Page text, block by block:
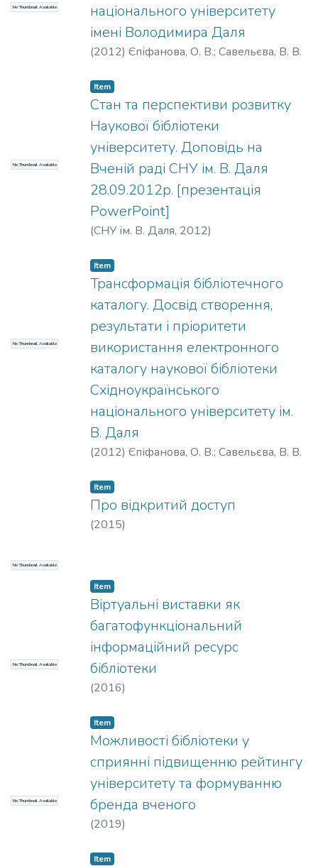
No Thumbnail Available
національного університету
імені Володимира Даля
(2012) Єпіфанова, О. В.; Савельєва, В. В.
No Thumbnail Available
Item
Стан та перспективи розвитку
Наукової бібліотеки
університету. Доповідь на
Вченій раді СНУ ім. В. Даля
28.09.2012р. [презентація
PowerPoint]
(СНУ ім. В. Даля, 2012)
No Thumbnail Available
Item
Трансформація бібліотечного
каталогу. Досвід створення,
результати і пріоритети
використання електронного
каталогу наукової бібліотеки
Східноукраїнського
національного університету ім.
В. Даля
(2012) Єпіфанова, О. В.; Савельєва, В. В.
No Thumbnail Available
Item
Про відкритий доступ
(2015)
No Thumbnail Available
Item
Віртуальні виставки як
багатофункціональний
інформаційний ресурс
бібліотеки
(2016)
No Thumbnail Available
Item
Можливості бібліотеки у
сприянні підвищенню рейтингу
університету та формуванню
бренда вченого
(2019)
Item